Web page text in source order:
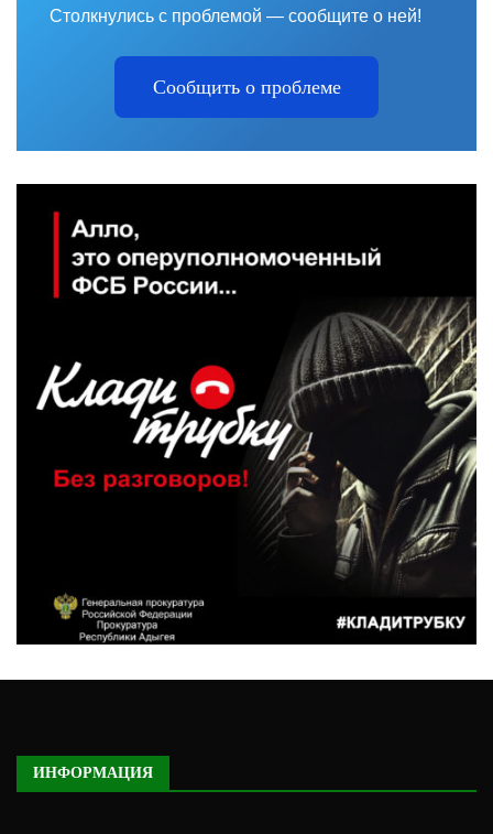
Столкнулись с проблемой — сообщите о ней!
Сообщить о проблеме
ИНФОРМАЦИЯ